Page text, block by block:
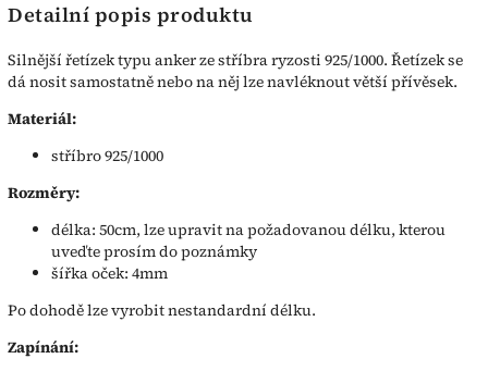
Detailní popis produktu
Silnější řetízek typu anker ze stříbra ryzosti 925/1000. Řetízek se
dá nosit samostatně nebo na něj lze navléknout větší přívěsek.
Materiál:
stříbro 925/1000
Rozměry:
délka: 50cm, lze upravit na požadovanou délku, kterou
uveďte prosím do poznámky
šířka oček: 4mm
Po dohodě lze vyrobit nestandardní délku.
Zapínání: